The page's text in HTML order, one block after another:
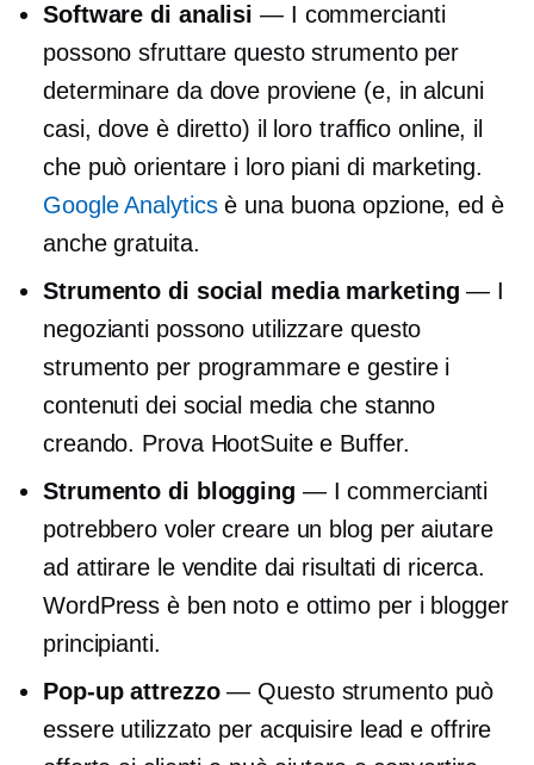
Software di analisi — I commercianti
possono sfruttare questo strumento per
determinare da dove proviene (e, in alcuni
casi, dove è diretto) il loro traffico online, il
che può orientare i loro piani di marketing.
Google Analyticsè una buona opzione, ed è
anche gratuita.
Strumento di social media marketing — I
negozianti possono utilizzare questo
strumento per programmare e gestire i
contenuti dei social media che stanno
creando. Prova HootSuite e Buffer.
Strumento di blogging — I commercianti
potrebbero voler creare un blog per aiutare
ad attirare le vendite dai risultati di ricerca.
WordPress è ben noto e ottimo per i blogger
principianti.
Pop-upattrezzo— Questo strumento può
essere utilizzato per acquisire lead e offrire